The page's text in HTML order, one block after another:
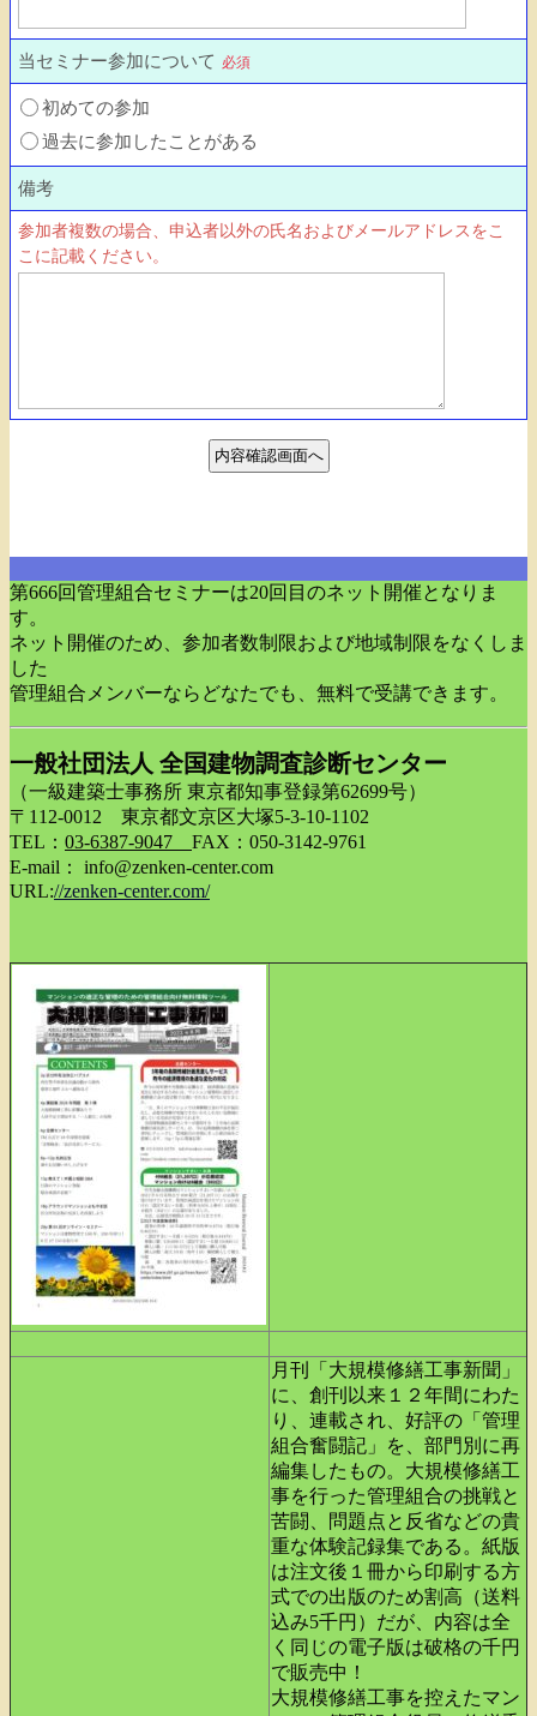
第666回管理組合セミナーは20回目のネット開催となりま
す。
ネット開催のため、参加者数制限および地域制限をなくしま
した
管理組合メンバーならどなたでも、無料で受講できます。
一般社団法人 全国建物調査診断センター
（一級建築士事務所 東京都知事登録第62699号）
〒112-0012 東京都文京区大塚5-3-10-1102
TEL： 03-6387-9047 FAX：050-3142-9761
E-mail： info@zenken-center.com
URL://zenken-center.com/
月刊「大規模修繕工事新聞」
に、創刊以来１２年間にわた
り、連載され、好評の「管理
組合奮闘記」を、部門別に再
編集したもの。大規模修繕工
事を行った管理組合の挑戦と
苦闘、問題点と反省などの貴
重な体験記録集である。紙版
は注文後１冊から印刷する方
式での出版のため割高（送料
込み5千円）だが、内容は全
く同じの電子版は破格の千円
で販売中！
大規模修繕工事を控えたマン